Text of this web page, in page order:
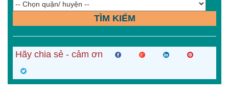
TÌM KIẾM
Hãy chia sẻ - cảm ơn